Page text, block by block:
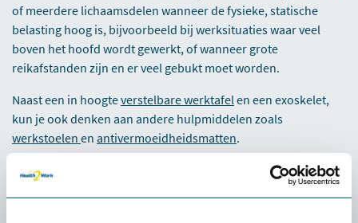
of meerdere lichaamsdelen wanneer de fysieke, statische
belasting hoog is, bijvoorbeeld bij werksituaties waar veel
boven het hoofd wordt gewerkt, of wanneer grote
reikafstanden zijn en er veel gebukt moet worden.
Naast een in hoogteverstelbare werktafelen een exoskelet,
kun je ook denken aan andere hulpmiddelen zoals
werkstoelen en antivermoeidheidsmatten.